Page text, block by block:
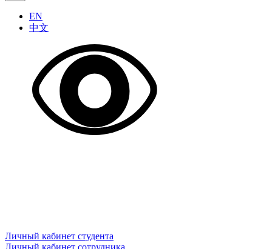
EN
中文
Личный кабинет студента
Личный кабинет сотрудника